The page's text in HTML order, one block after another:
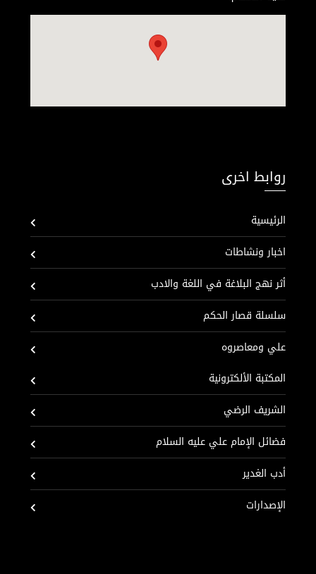
روابط اخرى
الرئيسية
اخبار ونشاطات
أثر نهج البلاغة في اللغة والادب
سلسلة قصار الحكم
علي ومعاصروه
المكتبة الألكترونية
الشريف الرضي
فضائل الإمام علي عليه السلام
أدب الغدير
الإصدارات